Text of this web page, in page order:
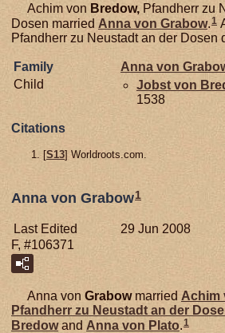
Achim von Bredow, Pfandherr zu
Dosen married Anna von Grabow. 1
Pfandherr zu Neustadt an der Dosen
Family Anna von
Child
Jobst von
1538
Citations
[S13] Worldroots.com.
Anna von Grabow1
Last Edited
29 Jun 2008
F, #106371
Anna von Grabowmarried Achim
Pfandherr zu Neustadt an der
Bredowand Anna von Plato 1